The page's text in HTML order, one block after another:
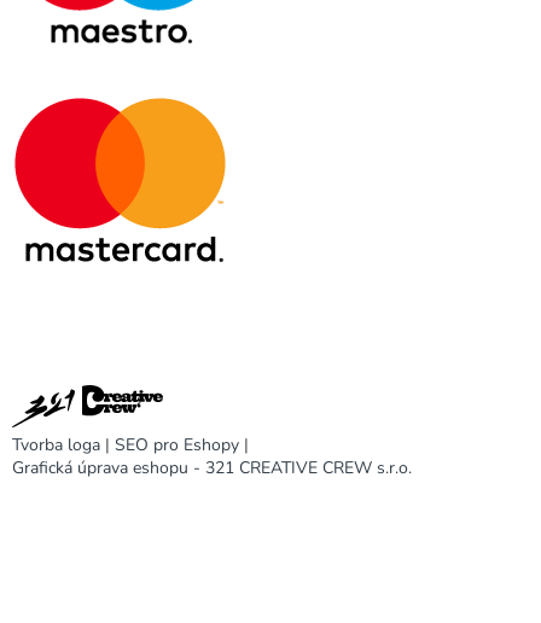
Tvorba loga | SEO pro Eshopy |
Grafická úprava eshopu - 321 CREATIVE CREW s.r.o.